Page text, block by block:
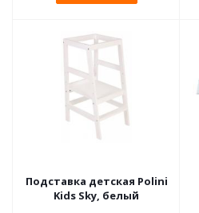
Подставка детская Polini
Kids Sky, белый